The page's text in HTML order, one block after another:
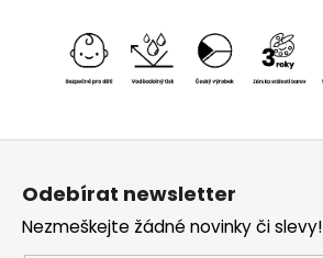
Z
Odebírat newsletter
Nezmeškejte žádné novinky či slevy!